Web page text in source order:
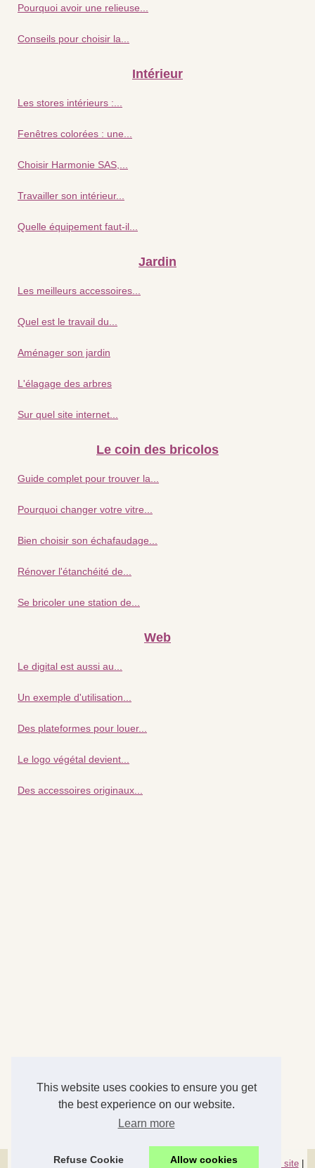
This website uses cookies to ensure you get
the best experience on our website.
Learn more
Refuse Cookie Allow cookies
Pourquoi avoir une relieuse...
Conseils pour choisir la...
Intérieur
Les stores intérieurs :...
Fenêtres colorées : une...
Choisir Harmonie SAS,...
Travailler son intérieur...
Quelle équipement faut-il...
Jardin
Les meilleurs accessoires...
Quel est le travail du...
Aménager son jardin
L'élagage des arbres
Sur quel site internet...
Le coin des bricolos
Guide complet pour trouver la...
Pourquoi changer votre vitre...
Bien choisir son échafaudage...
Rénover l'étanchéité de...
Se bricoler une station de...
Web
Le digital est aussi au...
Un exemple d'utilisation...
Des plateformes pour louer...
Le logo végétal devient...
Des accessoires originaux...
Accessoires-maison.com Nos meilleurs articles Plan du site|